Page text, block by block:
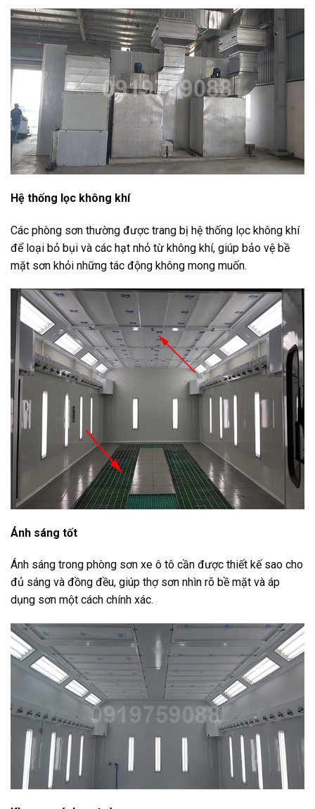
Hệ thống lọc không khí
Các phòng sơn thường được trang bị hệ thống lọc không khí
để loại bỏ bụi và các hạt nhỏ từ không khí, giúp bảo vệ bề
mặt sơn khỏi những tác động không mong muốn.
Ánh sáng tốt
Ánh sáng trong phòng sơn xe ô tô cần được thiết kế sao cho
đủ sáng và đồng đều, giúp thợ sơn nhìn rõ bề mặt và áp
dụng sơn một cách chính xác.